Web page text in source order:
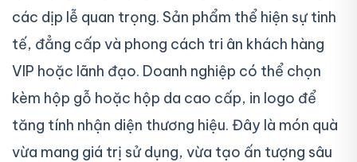
các dịp lễ quan trọng. Sản phẩm thể hiện sự tinh
tế, đẳng cấp và phong cách tri ân khách hàng
VIP hoặc lãnh đạo. Doanh nghiệp có thể chọn
kèm hộp gỗ hoặc hộp da cao cấp, in logo để
tăng tính nhận diện thương hiệu. Đây là món quà
vừa mang giá trị sử dụng, vừa tạo ấn tượng sâu